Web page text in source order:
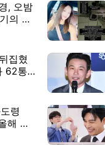
, 오밤
의 신
집혔
62통,
팬
령
해 결
)[오